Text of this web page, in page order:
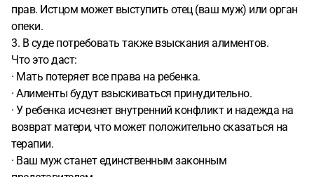
прав. Истцом может выступить отец (ваш муж) или орган
опеки.
3. В суде потребовать также взыскания алиментов.
Что это даст:
· Мать потеряет все права на ребенка.
· Алименты будут взыскиваться принудительно.
· У ребенка исчезнет внутренний конфликт и надежда на
возврат матери, что может положительно сказаться на
терапии.
· Ваш муж станет единственным законным